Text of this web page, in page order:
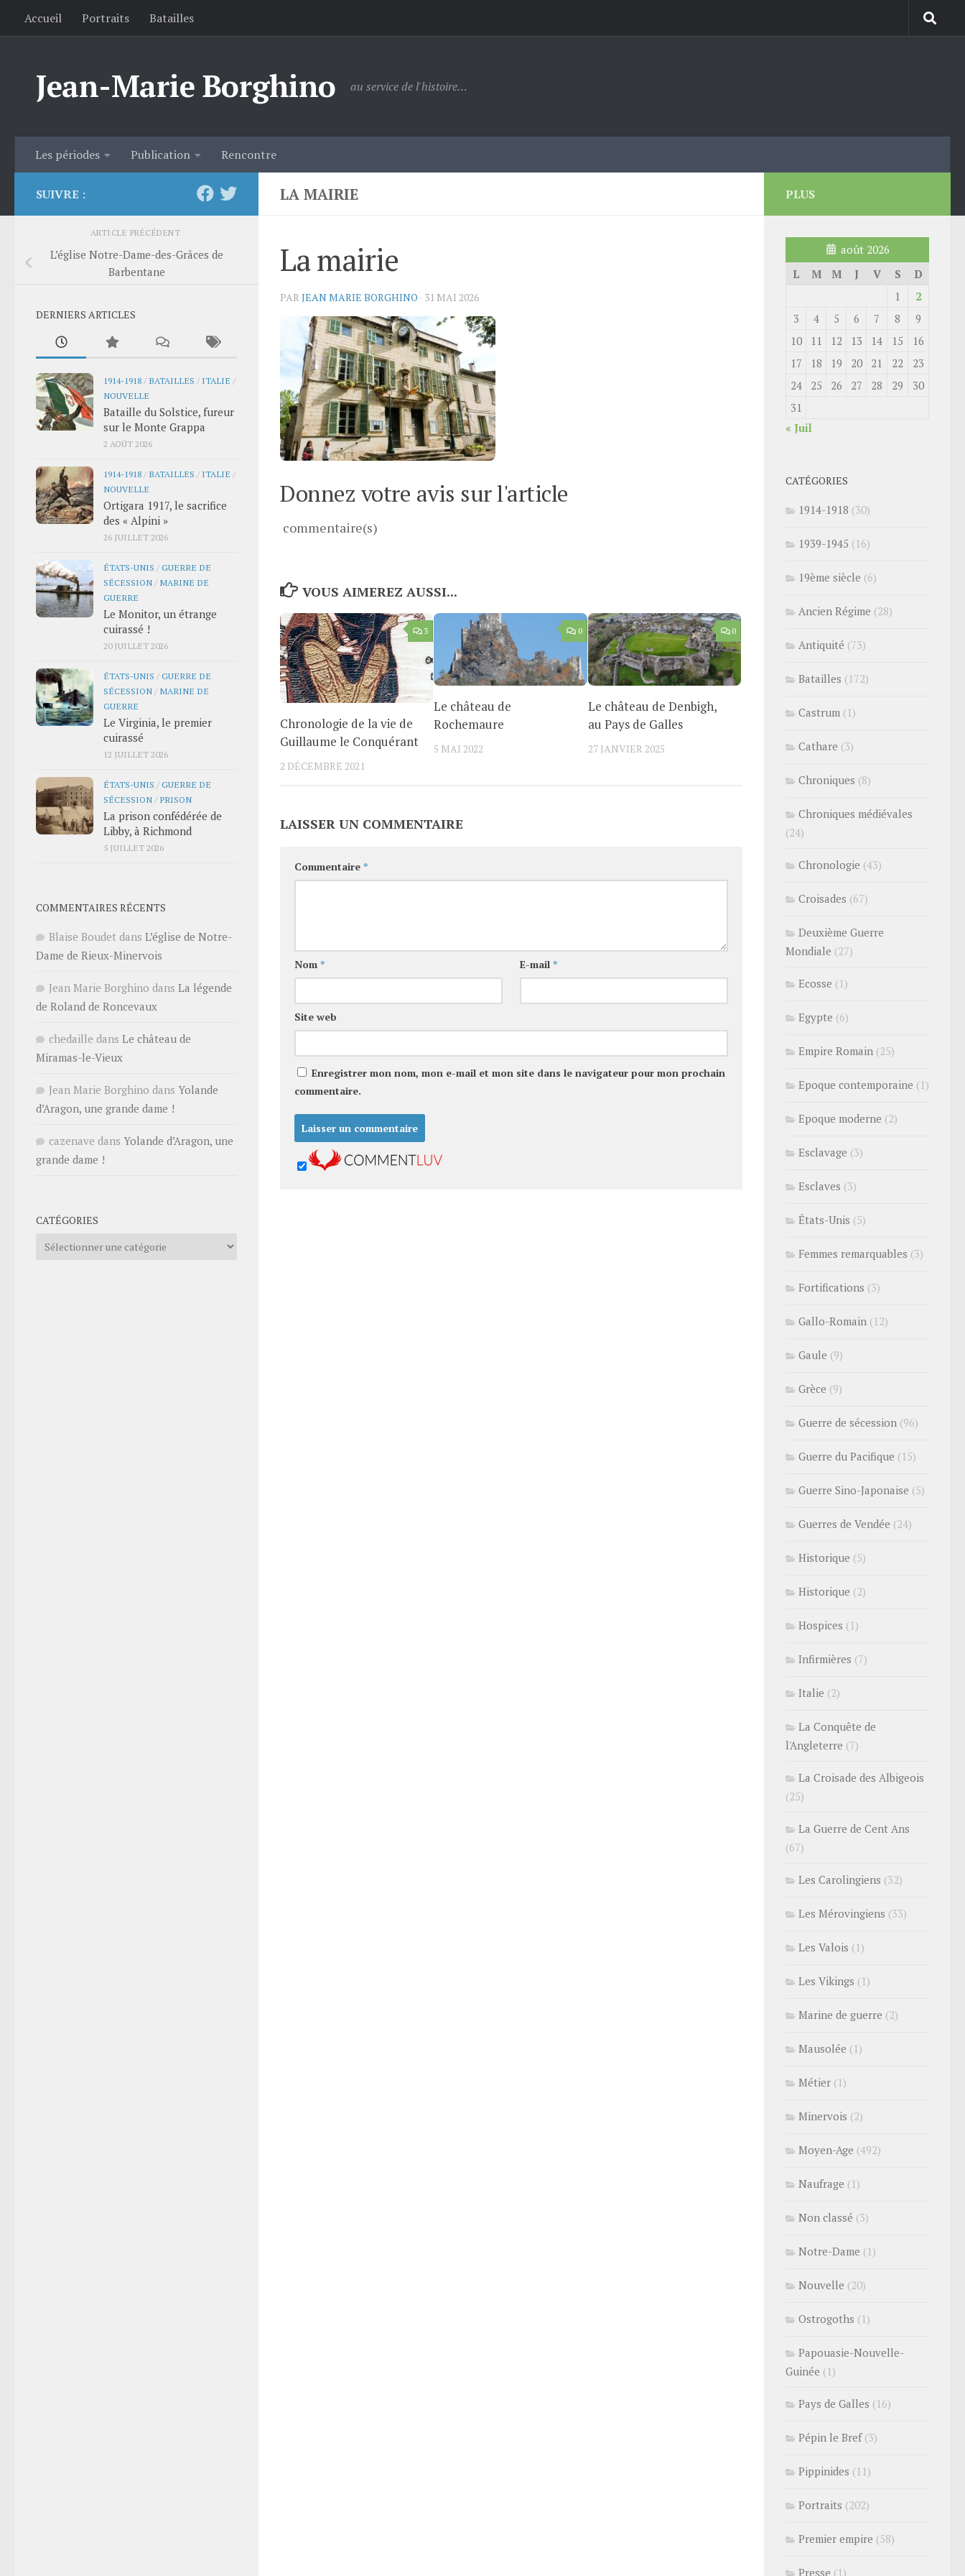
Skip to content
Accueil Portraits Batailles
Jean-Marie Borghino au service de l'histoire…
Les périodes Publication Rencontre
LA MAIRIE
La mairie
PAR JEAN MARIE BORGHINO · 31 MAI 2026
Donnez votre avis sur l'article
commentaire(s)
VOUS AIMEREZ AUSSI...
3
Chronologie de la vie de
Guillaume le Conquérant
2 DÉCEMBRE 2021
0
Le château de
Rochemaure
5 MAI 2022
0
Le château de Denbigh,
au Pays de Galles
27 JANVIER 2025
LAISSER UN COMMENTAIRE
Commentaire *
Nom * E-mail *
Site web
Enregistrer mon nom, mon e-mail et mon site dans le navigateur pour mon prochain
commentaire.
SUIVRE :
ARTICLE PRÉCÉDENT
L’église Notre-Dame-des-Grâces de
Barbentane
DERNIERS ARTICLES
1914-1918 / BATAILLES / ITALIE /
NOUVELLE
Bataille du Solstice, fureur
sur le Monte Grappa
2 AOÛT 2026
1914-1918 / BATAILLES / ITALIE /
NOUVELLE
Ortigara 1917, le sacrifice
des « Alpini »
26 JUILLET 2026
ÉTATS-UNIS /GUERRE DE
SÉCESSION / MARINE DE
GUERRE
Le Monitor, un étrange
cuirassé !
20 JUILLET 2026
ÉTATS-UNIS /GUERRE DE
SÉCESSION / MARINE DE
GUERRE
Le Virginia, le premier
cuirassé
12 JUILLET 2026
ÉTATS-UNIS /GUERRE DE
SÉCESSION / PRISON
La prison confédérée de
Libby, à Richmond
5 JUILLET 2026
COMMENTAIRES RÉCENTS
Blaise Boudet dans L’église de Notre-
Dame de Rieux-Minervois
Jean Marie Borghino dans La légende
de Roland de Roncevaux
chedaille dans Le château de
Miramas-le-Vieux
Jean Marie Borghino dans Yolande
d’Aragon, une grande dame !
cazenave dans Yolande d’Aragon, une
grande dame !
CATÉGORIES
Catégories
PLUS
août 2026
L
M M J V S
D
1
2
3
4 5 6 7 8
9
10
11 12 13 14 15
16
17
18 19 20 21 22
23
24
25 26 27 28 29
30
31
« Juil
CATÉGORIES
1914-1918 (30)
1939-1945 (16)
19ème siècle (6)
Ancien Régime (28)
Antiquité (73)
Batailles (172)
Castrum (1)
Cathare (3)
Chroniques (8)
Chroniques médiévales
(24)
Chronologie (43)
Croisades (67)
Deuxième Guerre
Mondiale (27)
Ecosse (1)
Egypte (6)
Empire Romain (25)
Epoque contemporaine (1)
Epoque moderne (2)
Esclavage (3)
Esclaves (3)
États-Unis (5)
Femmes remarquables (3)
Fortifications (3)
Gallo-Romain (12)
Gaule (9)
Grèce (9)
Guerre de sécession (96)
Guerre du Pacifique (15)
Guerre Sino-Japonaise (5)
Guerres de Vendée (24)
Historique (5)
Historique (2)
Hospices (1)
Infirmières (7)
Italie (2)
La Conquête de
l'Angleterre (7)
La Croisade des Albigeois
(25)
La Guerre de Cent Ans
(67)
Les Carolingiens (32)
Les Mérovingiens (33)
Les Valois (1)
Les Vikings (1)
Marine de guerre (2)
Mausolée (1)
Métier (1)
Minervois (2)
Moyen-Age (492)
Naufrage (1)
Non classé (3)
Notre-Dame (1)
Nouvelle (20)
Ostrogoths (1)
Papouasie-Nouvelle-
Guinée (1)
Pays de Galles (16)
Pépin le Bref(3)
Pippinides (11)
Portraits (202)
Premier empire (58)
Presse (1)